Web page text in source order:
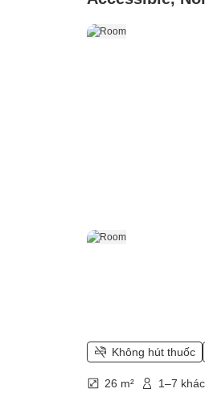
Shower)
Không hút thuốc
26 m² 1–7